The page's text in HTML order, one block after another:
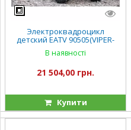
Электроквадроцикл
детский EATV 90505(VIPER-
CROSSER) - оранжевый
В наявності
21 504,00 грн.
Купити